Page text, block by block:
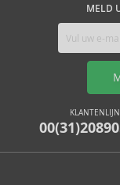
MELD
KLANTENLIJN